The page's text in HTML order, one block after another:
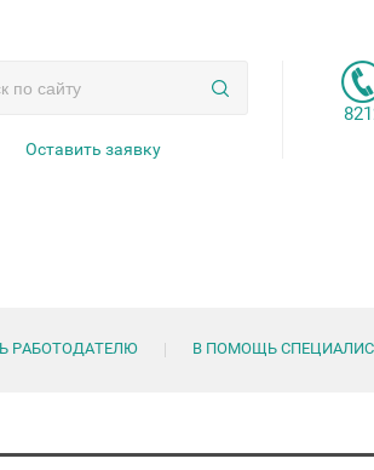
Оставить заявку
РАБОТОДАТЕЛЮ В ПОМОЩЬ